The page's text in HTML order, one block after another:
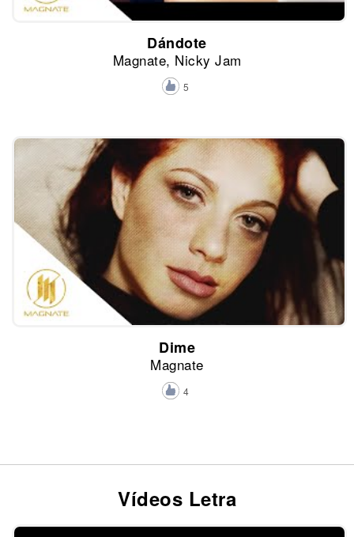
Dándote
Magnate, Nicky Jam
5
Dime
Magnate
4
Vídeos Letra